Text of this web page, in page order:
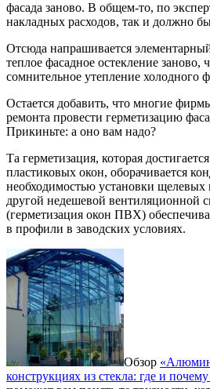
фасада заново. В общем-то, по
накладных расходов, так и должно
Отсюда напрашивается
теплое фасадное остекление заново,
сомнительное утепление холодного
Остается добавить, что многие
ремонта провести герметизацию
Прикиньте: а оно вам надо?
Та герметизация, которая
пластиковых окон, оборачивается
необходимостью установки щелевых
другой недешевой вентиляционной
(герметизация окон ПВХ)
в профили в заводских условиях.
Обзор
конструкциях из стекла: где и